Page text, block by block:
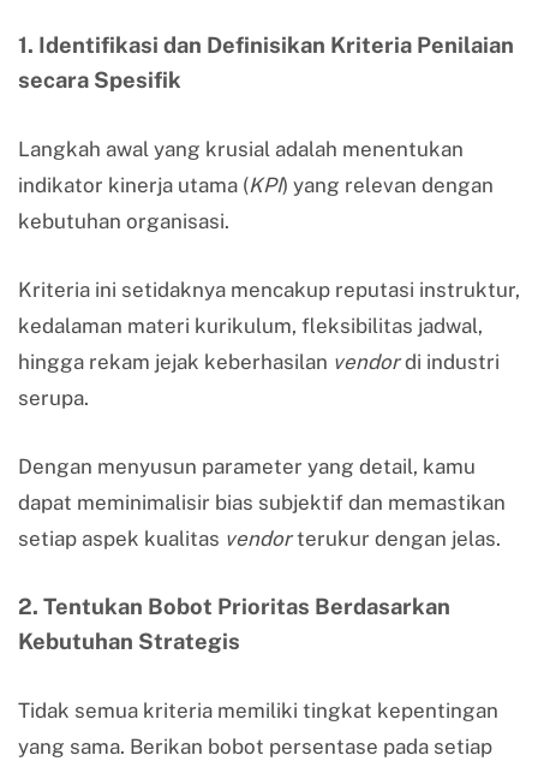
1. Identifikasi dan Definisikan Kriteria Penilaian
secara Spesifik
Langkah awal yang krusial adalah menentukan
indikator kinerja utama (KPI) yang relevan dengan
kebutuhan organisasi.
Kriteria ini setidaknya mencakup reputasi instruktur,
kedalaman materi kurikulum, fleksibilitas jadwal,
hingga rekam jejak keberhasilan vendordi industri
serupa.
Dengan menyusun parameter yang detail, kamu
dapat meminimalisir bias subjektif dan memastikan
setiap aspek kualitas vendorterukur dengan jelas.
2. Tentukan Bobot Prioritas Berdasarkan
Kebutuhan Strategis
Tidak semua kriteria memiliki tingkat kepentingan
yang sama. Berikan bobot persentase pada setiap